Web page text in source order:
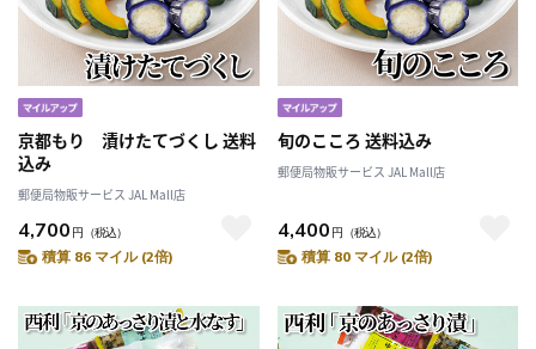
京都もり 漬けたてづくし 送料
込み
郵便局物販サービス JAL Mall店
4,700 円 （税込）
積算 86 マイル (2倍)
旬のこころ 送料込み
郵便局物販サービス JAL Mall店
4,400 円 （税込）
積算 80 マイル (2倍)